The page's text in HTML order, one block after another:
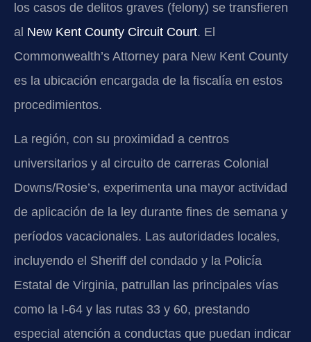
los casos de delitos graves (felony) se transfieren
al New Kent County Circuit Court. El
Commonwealth’s Attorney para New Kent County
es la ubicación encargada de la fiscalía en estos
procedimientos.
La región, con su proximidad a centros
universitarios y al circuito de carreras Colonial
Downs/Rosie’s, experimenta una mayor actividad
de aplicación de la ley durante fines de semana y
períodos vacacionales. Las autoridades locales,
incluyendo el Sheriff del condado y la Policía
Estatal de Virginia, patrullan las principales vías
como la I-64 y las rutas 33 y 60, prestando
especial atención a conductas que puedan indicar